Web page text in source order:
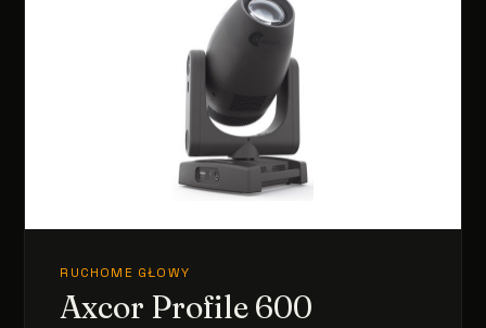
RUCHOME GŁOWY
Axcor Profile 600